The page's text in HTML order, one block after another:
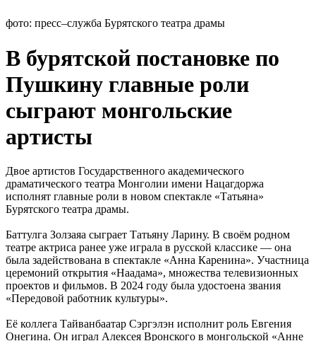
фото: пресс–служба Бурятского театра драмы
В бурятской постановке по
Пушкину главные роли
сыграют монгольские
артисты
Двое артистов Государственного академического
драматического театра Монголии имени Нацагдоржа
исполнят главные роли в новом спектакле «Татьяна»
Бурятского театра драмы.
Баттулга Золзаяа сыграет Татьяну Ларину. В своём родном
театре актриса ранее уже играла в русской классике — она
была задействована в спектакле «Анна Каренина». Участница
церемоний открытия «Наадама», множества телевизионных
проектов и фильмов. В 2024 году была удостоена звания
«Передовой работник культуры».
Её коллега Тайванбаатар Сэргэлэн исполнит роль Евгения
Онегина. Он играл Алексея Вронского в монгольской «Анне